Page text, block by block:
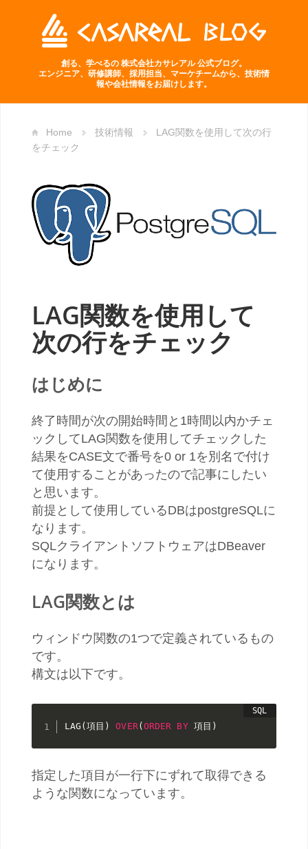
創る、学べるの 株式会社カサレアル 公式ブログ。
エンジニア、研修講師、採用担当、マーケチームから、技術情
報や会社情報をお届けします。
Home 技術情報
LAG関数を使用して次の行
をチェック
LAG関数を使用して
次の行をチェック
はじめに
終了時間が次の開始時間と1時間以内かチェ
ックしてLAG関数を使用してチェックした
結果をCASE文で番号を0 or 1を別名で付け
て使用することがあったので記事にしたい
と思います。
前提として使用しているDBはpostgreSQLに
なります。
SQLクライアントソフトウェアはDBeaver
になります。
LAG関数とは
ウィンドウ関数の1つで定義されているもの
です。
構文は以下です。
LAG ( 項目 ) OVER( ORDER BY 項目 )
指定した項目が一行下にずれて取得できる
ような関数になっています。